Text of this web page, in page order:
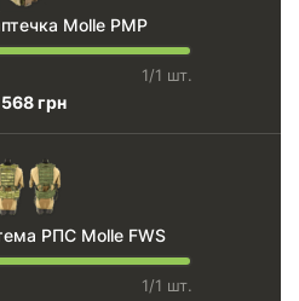
Molle PMP
1/1 шт.
568 грн
РПС Molle FWS
1/1 шт.